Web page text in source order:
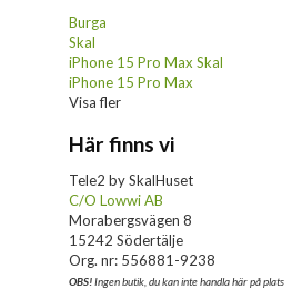
Burga
Skal
iPhone 15 Pro Max Skal
iPhone 15 Pro Max
Visa fler
Här finns vi
Tele2 by SkalHuset
C/O Lowwi AB
Morabergsvägen 8
15242 Södertälje
Org. nr: 556881-9238
OBS!Ingen butik, du kan inte handla här på plats